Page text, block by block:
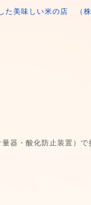
た美味しい米の店 （
器・酸化防止装置）で